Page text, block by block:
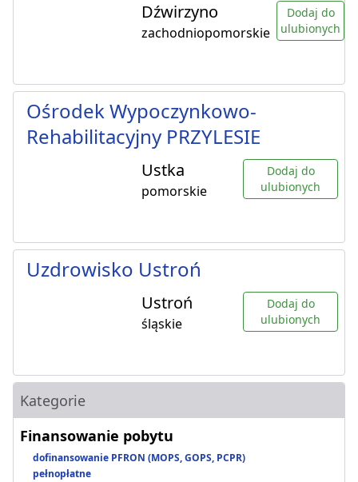
Dźwirzyno
zachodniopomorskie
Dodaj do
ulubionych
Ośrodek Wypoczynkowo-
Rehabilitacyjny PRZYLESIE
Ustka
pomorskie
Dodaj do
ulubionych
Uzdrowisko Ustroń
Ustroń
śląskie
Dodaj do
ulubionych
Kategorie
Finansowanie pobytu
dofinansowanie PFRON (MOPS, GOPS, PCPR)
pełnopłatne